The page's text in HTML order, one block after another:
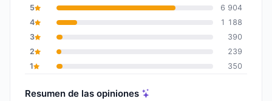
5
6 904
4
1 188
3
390
2
239
1
350
Resumen de las opiniones